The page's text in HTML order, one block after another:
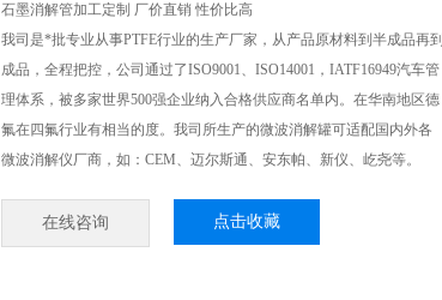
石墨消解管加工定制 厂价直销 性价比高
我司是*批专业从事PTFE行业的生产厂家，从产品原材料到半成品再到
成品，全程把控，公司通过了ISO9001、ISO14001，IATF16949汽车管
理体系，被多家世界500强企业纳入合格供应商名单内。在华南地区德
氟在四氟行业有相当的度。我司所生产的微波消解罐可适配国内外各
微波消解仪厂商，如：CEM、迈尔斯通、安东帕、新仪、屹尧等。
在线咨询 点击收藏